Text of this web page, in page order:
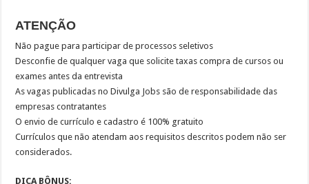
ATENÇÃO
Não pague para participar de processos seletivos
Desconfie de qualquer vaga que solicite taxas compra de cursos ou
exames antes da entrevista
As vagas publicadas no Divulga Jobs são de responsabilidade das
empresas contratantes
O envio de currículo e cadastro é 100% gratuito
Currículos que não atendam aos requisitos descritos podem não ser
considerados.
DICA BÔNUS: